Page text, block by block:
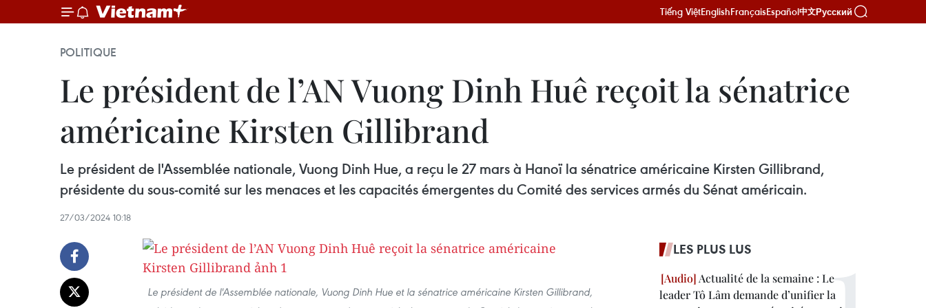
Tiếng ViệtEnglishFrançaisEspañol中文Русский
POLITIQUE
Le président de l’AN Vuong Dinh Huê reçoit la sénatrice
américaine Kirsten Gillibrand
Le président de l'Assemblée nationale, Vuong Dinh Hue, a reçu le 27 mars à Hanoï la sénatrice américaine Kirsten Gillibrand,
présidente du sous-comité sur les menaces et les capacités émergentes du Comité des services armés du Sénat américain.
27/03/2024 10:18
Le président de l'Assemblée nationale, Vuong Dinh Hue et la sénatrice américaine Kirsten Gillibrand,
LES PLUS LUS
Actualité de la semaine : Le
leader Tô Lâm demande d’unifier la